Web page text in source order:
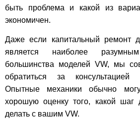
быть проблема и какой из
экономичен.
Даже если капитальный ремонт
является наиболее
большинства моделей VW, мы
обратиться за консультацией
Опытные механики обычно
хорошую оценку того, какой шаг
делать с вашим VW.